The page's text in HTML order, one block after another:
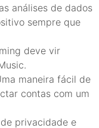
análises de dados
sempre que
deve vir
maneira fácil de
contas com um
privacidade e